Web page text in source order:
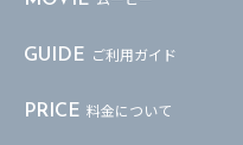
ョ
GUIDE ご利用ガイド
PRICE 料金について